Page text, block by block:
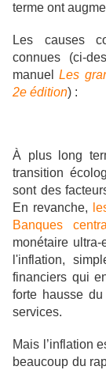
terme ont
Les causes
connues (ci-
manuelLes
2e édition) :
À plus long
transition
sont des
En revanche,
Banques
monétaire
l'inflation,
financiers qui
forte hausse
services.
Mais l’inflation
beaucoup du